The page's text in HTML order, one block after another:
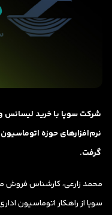
شرکت سوپا با خرید لیسانس
نرم‌افزارهای حوزه
گرفت.
محمد زارعی، کارشناس